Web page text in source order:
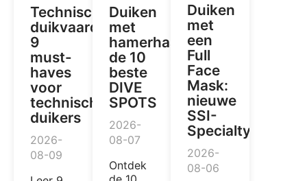
Technische
duikvaardigheden:
9
must-
haves
voor
technische
duikers
2026-
08-09
Duiken
met
hamerhaaien:
de 10
beste
DIVE
SPOTS
2026-
08-07
Ontdek
Duiken
met
een
Full
Face
Mask:
nieuwe
SSI-
Specialty
2026-
08-06